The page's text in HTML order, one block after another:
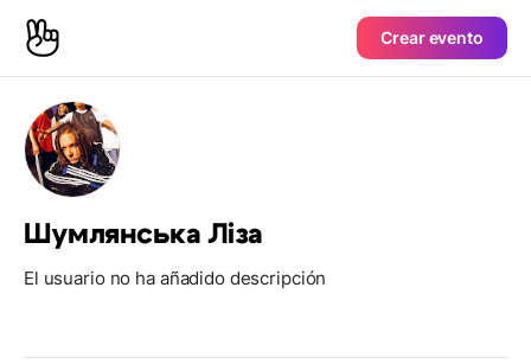
Crear evento
Шумлянська Ліза
El usuario no ha añadido descripción